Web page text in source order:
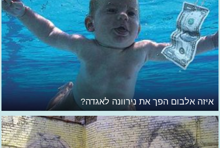
איזה אלבום הפך את נירוונה לאגדה?